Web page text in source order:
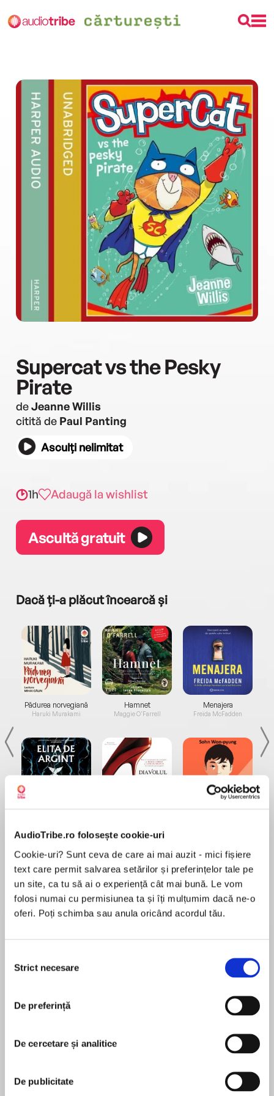
AudioTribe.ro folosește cookie-uri
Cookie-uri? Sunt ceva de care ai mai auzit - mici fișiere
text care permit salvarea setărilor și preferințelor tale pe
un site, ca tu să ai o experiență cât mai bună. Le vom
folosi numai cu permisiunea ta și îți mulțumim dacă ne-o
oferi. Poți schimba sau anula oricând acordul tău.
consimțământului
Strict necesare
De preferință
De cercetare și analitice
De publicitate
Supercat vs the Pesky
Pirate
deJeanne Willis
citită de Paul Panting
Asculți nelimitat
1h Adaugă la wishlist
Ascultă gratuit
Dacă ți-a plăcut încearcă și
Pădurea norvegiană
Haruki Murakami
Hamnet
Maggie O'Farrell
Menajera
Freida McFadden
Desprecarte
Everybody’s favourite all-action cat is back in
and queen of comedy, Jeanne Willis.
family funfair Supercat and his sidekick James
suspect the evil Count Backwards is behind it.
The crime-fighting duo track the count to his
underwater headquarters – but can they sneak
they end up as fish food?
În acest moment nu există recenzii